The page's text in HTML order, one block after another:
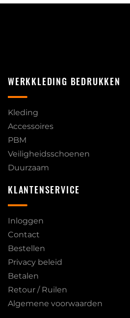
WERKKLEDING BEDRUKKEN
Kleding
Accessoires
PBM
Veiligheidsschoenen
Duurzaam
KLANTENSERVICE
Inloggen
Contact
Bestellen
Privacy beleid
Betalen
Retour / Ruilen
Algemene voorwaarden